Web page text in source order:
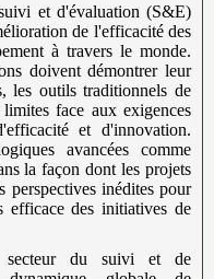
et d'évaluation (S&E)
de l'efficacité des
à travers le monde.
doivent démontrer leur
les outils traditionnels de
face aux exigences
et d'innovation.
avancées comme
la façon dont les projets
perspectives inédites pour
efficace des initiatives de
secteur du suivi et de